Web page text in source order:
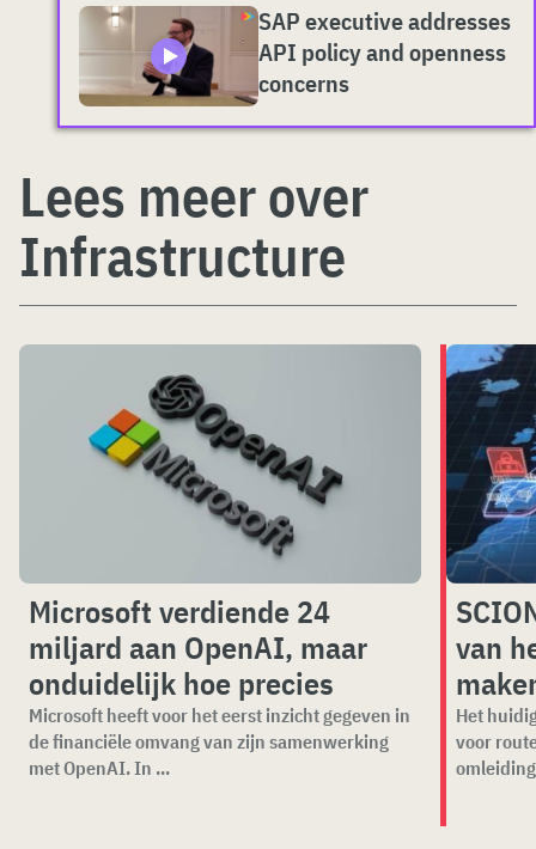
SAP executive addresses
API policy and openness
concerns
Lees meer over
Infrastructure
Microsoft verdiende 24
miljard aan OpenAI, maar
onduidelijk hoe precies
Microsoft heeft voor het eerst inzicht gegeven in
de financiële omvang van zijn samenwerking
met OpenAI. In ...
van
Het
voor